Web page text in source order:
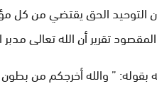
الحق يقتضي من كل
تقرير أن الله تعالى مدبر
بقوله: ” والله أخرجكم من